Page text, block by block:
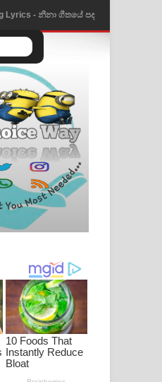
Himi Song Lyrics - අහිමි
පද පෙළ
Song Lyrics - මතක
පද පෙළ
Lyrics - නිම්නාදෙන්
Adare Song Lyrics -
ගීතයේ පද පෙළ
Lyrics - අංකෙළිය ගීතයේ
Lyrics - ඩියර් ගෝඩ්